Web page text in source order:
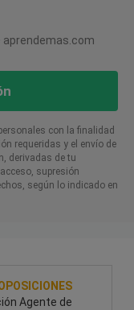
con la finalidad
requeridas y el envío de
derivadas de tu
supresión
según lo indicado en
Agente de